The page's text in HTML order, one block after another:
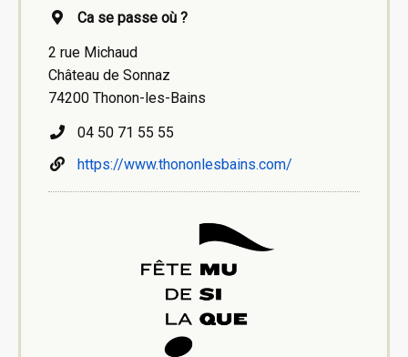
Ca se passe où ?
2 rue Michaud
Château de Sonnaz
74200 Thonon-les-Bains
04 50 71 55 55
https://www.thononlesbains.com/